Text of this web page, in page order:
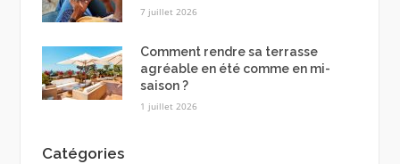
7 juillet 2026
Comment rendre sa terrasse
agréable en été comme en mi-
saison ?
1 juillet 2026
Catégories